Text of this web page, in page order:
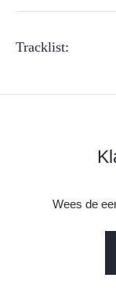
Tracklist:
Wees de